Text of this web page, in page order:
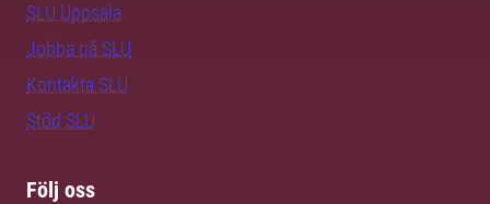
SLU Uppsala
Jobba på SLU
Kontakta SLU
Stöd SLU
Följ oss